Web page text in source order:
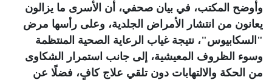
وأوضح المكتب، في بيان صحفي، أن الأسرى ما يزالون
يعانون من انتشار الأمراض الجلدية، وعلى رأسها مرض
"السكابيوس"، نتيجة غياب الرعاية الصحية المنتظمة
وسوء الظروف المعيشية، إلى جانب استمرار الشكاوى
من الحكة والالتهابات دون تلقي علاج كافٍ، فضلًا عن